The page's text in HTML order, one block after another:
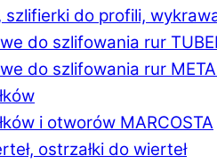
szlifierki do profili,
do szlifowania rur
do szlifowania rur
i otworów MARCOSTA
ostrzałki do wierteł